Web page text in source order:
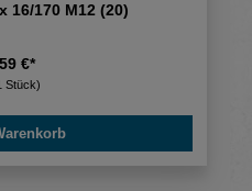
16/170 M12 (20)
€*
Stück)